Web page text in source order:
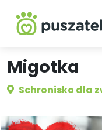
Migotka
Schronisko dla